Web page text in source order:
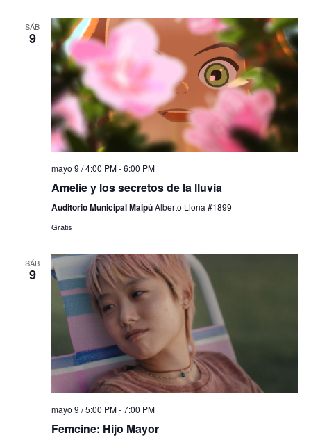
SÁB
9
mayo 9 / 4:00 PM-6:00 PM
Amelie y los secretos de la lluvia
Auditorio Municipal MaipúAlberto Llona #1899
Gratis
SÁB
9
mayo 9 / 5:00 PM-7:00 PM
Femcine: Hijo Mayor